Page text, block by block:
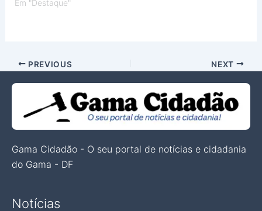
Em "Destaque"
PREVIOUS NEXT
Gama Cidadão - O seu portal de notícias e cidadania
do Gama - DF
Notícias